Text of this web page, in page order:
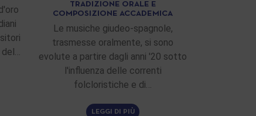
TRADIZIONE ORALE E
COMPOSIZIONE ACCADEMICA
Le musiche giudeo-spagnole,
trasmesse oralmente, si sono
evolute a partire dagli anni '20 sotto
l'influenza delle correnti
folcloristiche e di…
LEGGI DI PIÙ